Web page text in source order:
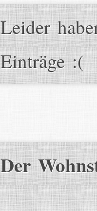
Leider
Einträge :(
Der